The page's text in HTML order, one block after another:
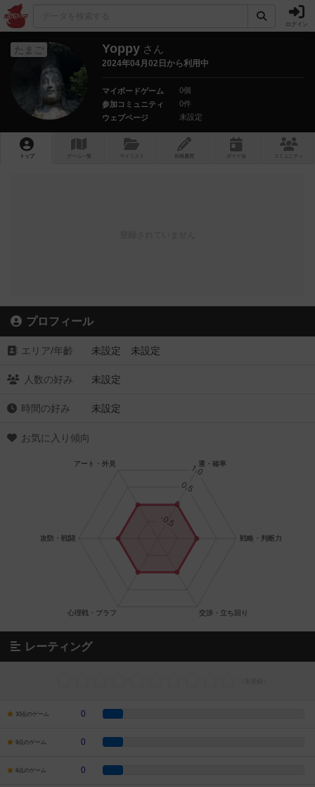
ログイン
たまご Yoppy さん
2024年04月02日から利用中
マイボードゲーム
0個
参加コミュニティ
0件
ウェブページ
未設定
トップ ゲーム一覧 マイリスト 投稿履歴 ボ ドゲ コミュニティ
プロフィール
エリア/年齡 未設定 未設定
人数の好み 未設定
時間の好み 未設定
お気に入り傾向
レーティング
10点のゲーム 0
9点のゲーム 0
8点のゲーム 0